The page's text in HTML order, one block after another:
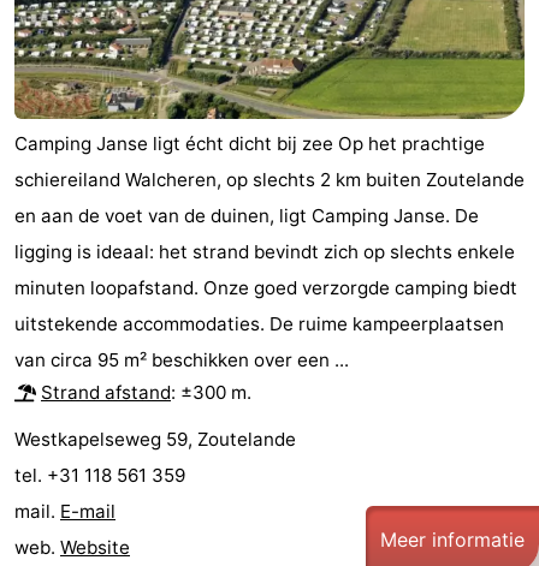
Zien
&
doen
Bezienswaardigheden
-
Musea
-
Galeries
-
Monumenten
-
Kerken
-
Vuurtorens
-
Uitkijkpunten
Attracties
Speeltuinen
-
Camping Janse ligt écht dicht bij zee Op het prachtige
schiereiland Walcheren, op slechts 2 km buiten Zoutelande
en aan de voet van de duinen, ligt Camping Janse. De
ligging is ideaal: het strand bevindt zich op slechts enkele
minuten loopafstand. Onze goed verzorgde camping biedt
uitstekende accommodaties. De ruime kampeerplaatsen
van circa 95 m² beschikken over een ...
Strand afstand: ±300 m.
Westkapelseweg 59, Zoutelande
tel. +31 118 561 359
mail. E-mail
web. Website Meer informatie